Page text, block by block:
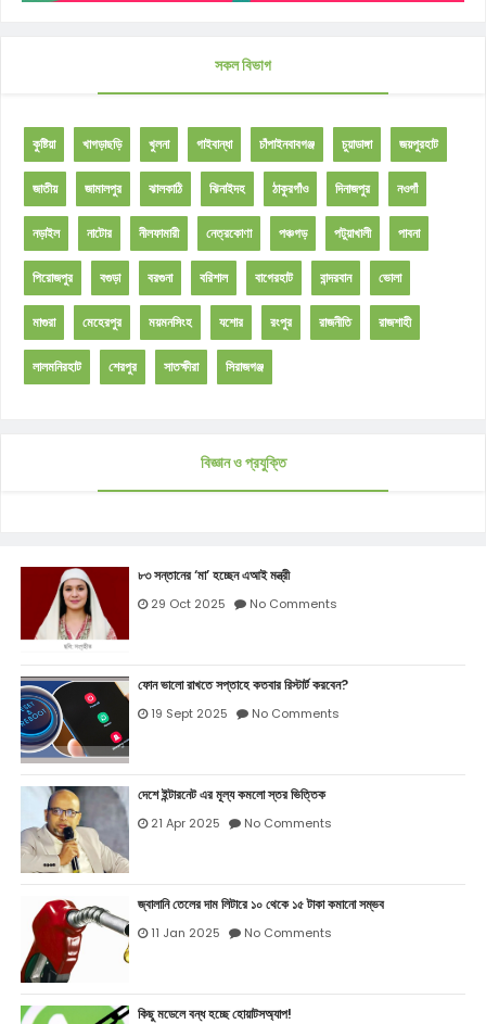
সকল বিভাগ
কুষ্টিয়া খাগড়াছড়ি খুলনা গাইবান্ধা চাঁপাইনবাবগঞ্জ চুয়াডাঙ্গা জয়পুরহাট
জাতীয় জামালপুর ঝালকাঠি ঝিনাইদহ ঠাকুরগাঁও দিনাজপুর নওগাঁ
নড়াইল নাটোর নীলফামারী নেত্রকোণা পঞ্চগড় পটুয়াখালী পাবনা
পিরোজপুর বগুড়া বরগুনা বরিশাল বাগেরহাট বান্দরবান ভোলা
মাগুরা মেহেরপুর ময়মনসিংহ যশোর রংপুর রাজনীতি রাজশাহী
লালমনিরহাট শেরপুর সাতক্ষীরা সিরাজগঞ্জ
বিজ্ঞান ও প্রযুক্তি
৮৩ সন্তানের ‘মা’ হচ্ছেন এআই মন্ত্রী
29 Oct 2025 No Comments
ফোন ভালো রাখতে সপ্তাহে কতবার রিস্টার্ট করবেন?
19 Sept 2025 No Comments
দেশে ইন্টারনেট এর মূল্য কমলো স্তর ভিত্তিক
21 Apr 2025 No Comments
জ্বালানি তেলের দাম লিটারে ১০ থেকে ১৫ টাকা কমানো সম্ভব
11 Jan 2025 No Comments
কিছু মডেলে বন্ধ হচ্ছে হোয়াটসঅ্যাপ!